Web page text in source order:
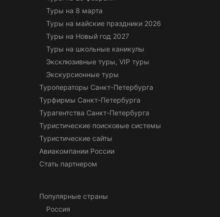
Туры на 8 марта
Туры на майские праздники 2026
Туры на Новый год 2027
Туры на школьные каникулы
Эксклюзивные туры, VIP туры
Экскурсионные туры
Туроператоры Санкт-Петербурга
Турфирмы Санкт-Петербурга
Турагентства Санкт-Петербурга
Туристические поисковые системы
Туристические сайты
Авиакомпании России
Стать партнером
Популярные страны
Россия